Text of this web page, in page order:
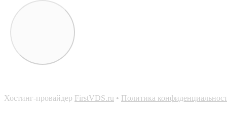
Хостинг-провайдер FirstVDS.ru • Политика